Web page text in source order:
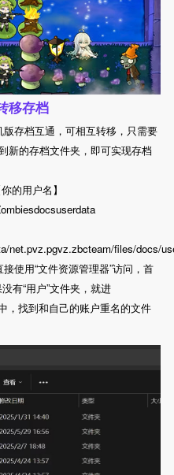
移存档
存档互通，可相互转移，只需要
新的存档文件夹，即可实现存档
的用户名】
net.pvz.pgvz.zbcteam/files/docs/
使用“文件资源管理器”访问，首
有“用户”文件夹，就进
，找到和自己的账户重名的文件